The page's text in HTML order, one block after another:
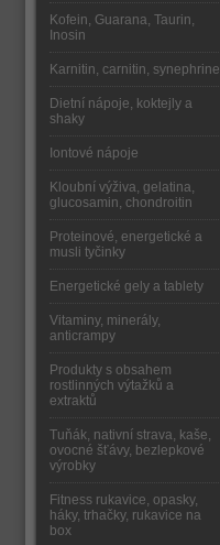
Kofein, Guarana, Taurin,
Inosin
Karnitin, carnitin, synephrine
Dietní nápoje, koktejly a
shaky
Iontové nápoje
Kloubní výživa, gelatina,
glucosamin, chondroitin
Proteinové, energetické a
musli tyčinky
Energetické gely a tablety
Vitaminy, minerály,
anticrampy
Produkty s obsahem
rostlinných výtažků a
extraktů
Tuňák, nativní strava, kaše,
ovocné šťávy, bezlepkové
výrobky
Fitness rukavice, opasky,
háky, trhačky, rukavice na
box